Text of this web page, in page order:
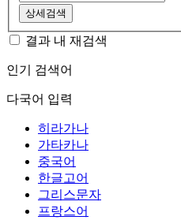
상세검색
결과 내 재검색
인기 검색어
다국어 입력
히라가나
가타카나
중국어
한글고어
그리스문자
프랑스어